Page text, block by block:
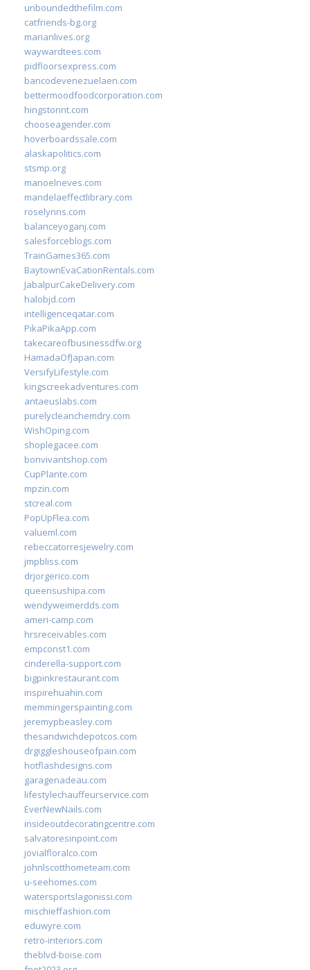
unboundedthefilm.com
catfriends-bg.org
marianlives.org
waywardtees.com
pidfloorsexpress.com
bancodevenezuelaen.com
bettermoodfoodcorporation.com
hingstonnt.com
chooseagender.com
hoverboardssale.com
alaskapolitics.com
stsmp.org
manoelneves.com
mandelaeffectlibrary.com
roselynns.com
balanceyoganj.com
salesforceblogs.com
TrainGames365.com
BaytownEvaCationRentals.com
JabalpurCakeDelivery.com
halobjd.com
intelligenceqatar.com
PikaPikaApp.com
takecareofbusinessdfw.org
HamadaOfJapan.com
VersifyLifestyle.com
kingscreekadventures.com
antaeuslabs.com
purelycleanchemdry.com
WishOping.com
shoplegacee.com
bonvivantshop.com
CupPlante.com
mpzin.com
stcreal.com
PopUpFlea.com
valueml.com
rebeccatorresjewelry.com
jmpbliss.com
drjorgerico.com
queensushipa.com
wendyweimerdds.com
ameri-camp.com
hrsreceivables.com
empconst1.com
cinderella-support.com
bigpinkrestaurant.com
inspirehuahin.com
memmingerspainting.com
jeremypbeasley.com
thesandwichdepotcos.com
drgiggleshouseofpain.com
hotflashdesigns.com
garagenadeau.com
lifestylechauffeurservice.com
EverNewNails.com
insideoutdecoratingcentre.com
salvatoresinpoint.com
jovialfloralco.com
johnlscotthometeam.com
u-seehomes.com
watersportslagonissi.com
mischieffashion.com
eduwyre.com
retro-interiors.com
theblvd-boise.com